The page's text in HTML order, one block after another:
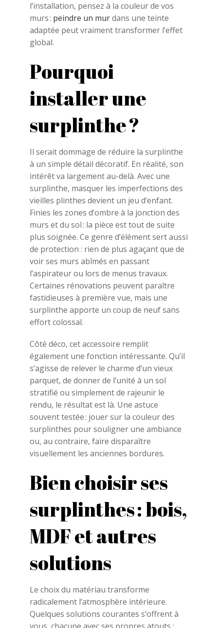
l’installation, pensez à la couleur de vos
murs : peindre un murdans une teinte
adaptée peut vraiment transformer l’effet
global.
Pourquoi
installer une
surplinthe ?
Il serait dommage de réduire la surplinthe
à un simple détail décoratif. En réalité, son
intérêt va largement au-delà. Avec une
surplinthe, masquer les imperfections des
vieilles plinthes devient un jeu d’enfant.
Finies les zones d’ombre à la jonction des
murs et du sol : la pièce est tout de suite
plus soignée. Ce genre d’élément sert aussi
de protection : rien de plus agaçant que de
voir ses murs abîmés en passant
l’aspirateur ou lors de menus travaux.
Certaines rénovations peuvent paraître
fastidieuses à première vue, mais une
surplinthe apporte un coup de neuf sans
effort colossal.
Côté déco, cet accessoire remplit
également une fonction intéressante. Qu’il
s’agisse de relever le charme d’un vieux
parquet, de donner de l’unité à un sol
stratifié ou simplement de rajeunir le
rendu, le résultat est là. Une astuce
souvent testée : jouer sur la couleur des
surplinthes pour souligner une ambiance
ou, au contraire, faire disparaître
visuellement les anciennes bordures.
Bien choisir ses
surplinthes : bois,
MDF et autres
solutions
Le choix du matériau transforme
radicalement l’atmosphère intérieure.
Quelques solutions courantes s’offrent à